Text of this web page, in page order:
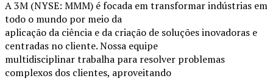
A 3M (NYSE: MMM) é focada em transformar indústrias em
todo o mundo por meio da
aplicação da ciência e da criação de soluções inovadoras e
centradas no cliente. Nossa equipe
multidisciplinar trabalha para resolver problemas
complexos dos clientes, aproveitando